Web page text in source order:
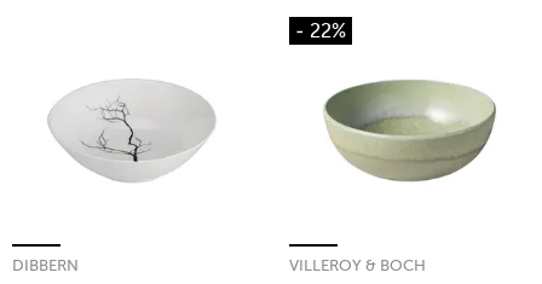
DIBBERN
- 22%
VILLEROY & BOCH